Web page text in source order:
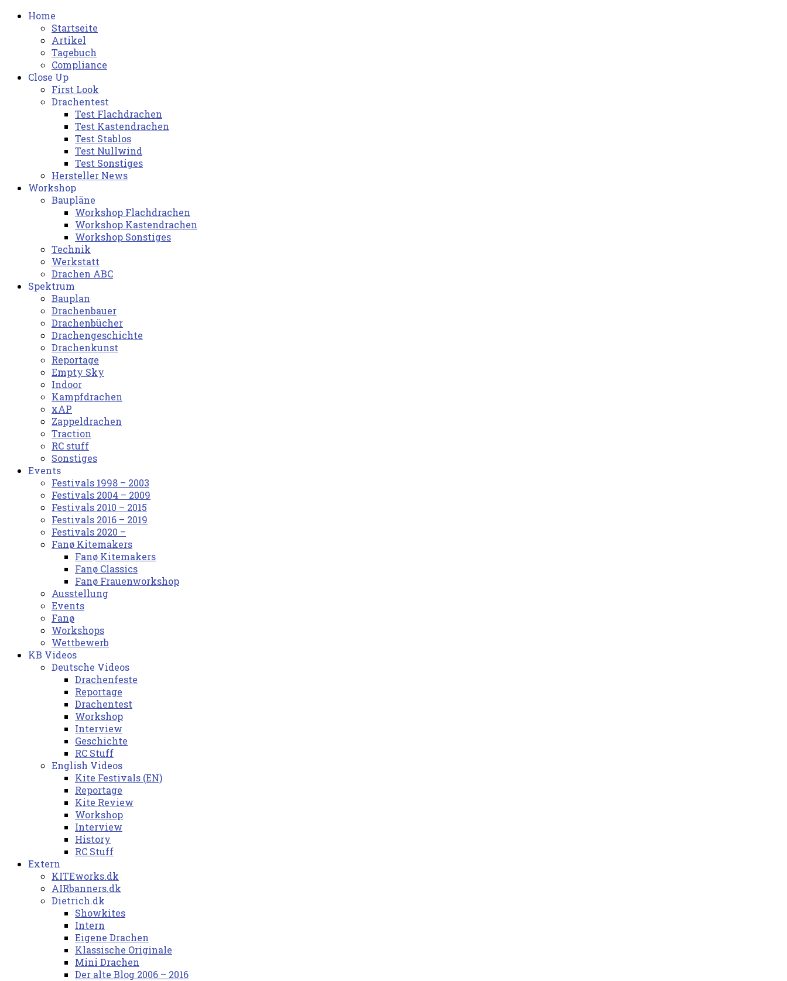
Home
Startseite
Artikel
Tagebuch
Compliance
Close Up
First Look
Drachentest
Test Flachdrachen
Test Kastendrachen
Test Stablos
Test Nullwind
Test Sonstiges
Hersteller News
Workshop
Baupläne
Workshop Flachdrachen
Workshop Kastendrachen
Workshop Sonstiges
Technik
Werkstatt
Drachen ABC
Spektrum
Bauplan
Drachenbauer
Drachenbücher
Drachengeschichte
Drachenkunst
Reportage
Empty Sky
Indoor
Kampfdrachen
xAP
Zappeldrachen
Traction
RC stuff
Sonstiges
Events
Festivals 1998 – 2003
Festivals 2004 – 2009
Festivals 2010 – 2015
Festivals 2016 – 2019
Festivals 2020 –
Fanø Kitemakers
Fanø Kitemakers
Fanø Classics
Fanø Frauenworkshop
Ausstellung
Events
Fanø
Workshops
Wettbewerb
KB Videos
Deutsche Videos
Drachenfeste
Reportage
Drachentest
Workshop
Interview
Geschichte
RC Stuff
English Videos
Kite Festivals (EN)
Reportage
Kite Review
Workshop
Interview
History
RC Stuff
Extern
KITEworks.dk
AIRbanners.dk
Dietrich.dk
Showkites
Intern
Eigene Drachen
Klassische Originale
Mini Drachen
Der alte Blog 2006 – 2016